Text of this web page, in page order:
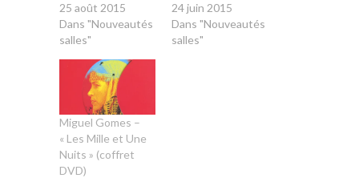
25 août 2015
Dans "Nouveautés
salles"
24 juin 2015
Dans "Nouveautés
salles"
Miguel Gomes –
« Les Mille et Une
Nuits » (coffret
DVD)